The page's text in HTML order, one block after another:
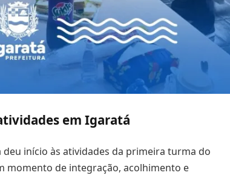
em Igaratá
deu início às atividades da primeira turma do
momento de integração, acolhimento e